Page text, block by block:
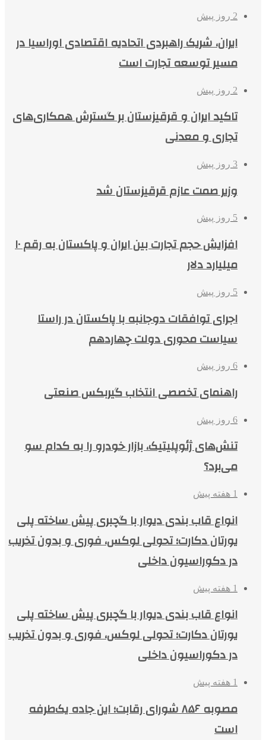
2 روز پیش
ایران، شریک راهبردی اتحادیه اقتصادی اوراسیا در
مسیر توسعه تجارت است
2 روز پیش
تاکید ایران و قرقیزستان بر گسترش همکاری‌های
تجاری و معدنی
3 روز پیش
وزیر صمت عازم قرقیزستان شد
5 روز پیش
افزایش حجم تجارت بین ایران و پاکستان به رقم ۱۰
میلیارد دلار
5 روز پیش
اجرای توافقات دوجانبه با پاکستان در راستا
سیاست محوری دولت چهاردهم
6 روز پیش
راهنمای تخصصی انتخاب گیربکس صنعتی
6 روز پیش
تنش‌های ژئوپلیتیک، بازار خودرو را به کدام سو
می‌برد؟
1 هفته پیش
انواع قاب بندی دیوار با گچبری پیش ساخته پلی
یورتان دکارت؛ تحولی لوکس، فوری و بدون تخریب
در دکوراسیون داخلی
1 هفته پیش
انواع قاب بندی دیوار با گچبری پیش ساخته پلی
یورتان دکارت؛ تحولی لوکس، فوری و بدون تخریب
در دکوراسیون داخلی
1 هفته پیش
مصوبه ۸۵۶ شورای رقابت؛ این جاده یک‌طرفه
است